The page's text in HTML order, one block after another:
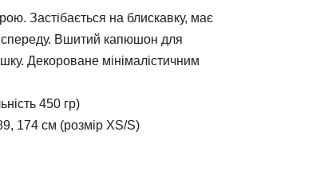
Застібається на блискавку, має
спереду. Вшитий капюшон для
Декороване мінімалістичним
450 гр)
174 см (розмір XS/S)